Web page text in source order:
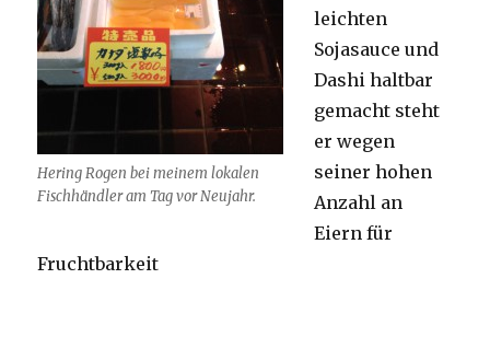
Hering Rogen bei meinem lokalen
Fischhändler am Tag vor Neujahr.
leichten
Sojasauce und
Dashi haltbar
gemacht steht
er wegen
seiner hohen
Anzahl an
Eiern für
Fruchtbarkeit